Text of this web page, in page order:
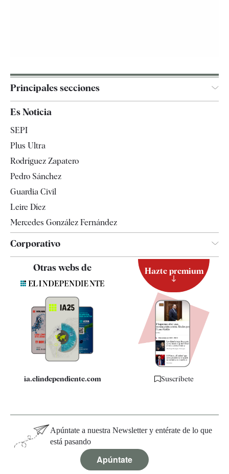
Principales secciones
Televisión
Es Noticia
SEPI
Plus Ultra
Rodríguez Zapatero
Pedro Sánchez
Guardia Civil
Leire Díez
Mercedes González Fernández
Corporativo
Quiénes somos
Especificaciones
Otras webs de
ia.elindependiente.com
Hazte premium
Suscríbete
Apúntate a nuestra Newsletter y entérate de lo que
está pasando
Apúntate